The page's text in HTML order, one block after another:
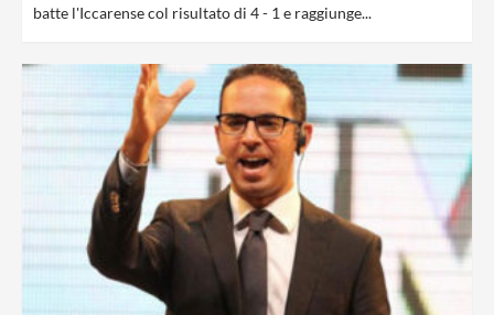
batte l'Iccarense col risultato di 4 - 1 e raggiunge...